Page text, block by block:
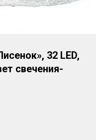
32 LED,
свечения-